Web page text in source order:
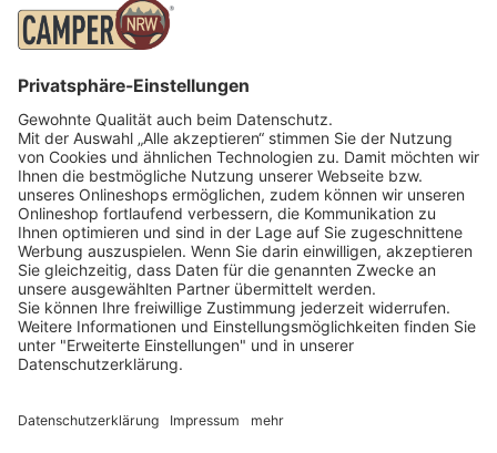
Öffnungszeiten
© 2026 Camper NRW
Impressum
Datenschutz
Downloads
CAMPER NRW
Fragen und Antworten
Fahrzeugportal
Wohnmobil Werkstatt
MARKEN
Etrusco
Laika